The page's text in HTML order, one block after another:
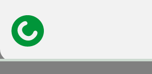
Portada»